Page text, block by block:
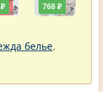
768 ₽
белье.